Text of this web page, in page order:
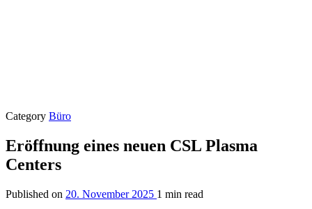
Category Büro
Eröffnung eines neuen CSL Plasma
Centers
Published on 20. November 2025 1 min read